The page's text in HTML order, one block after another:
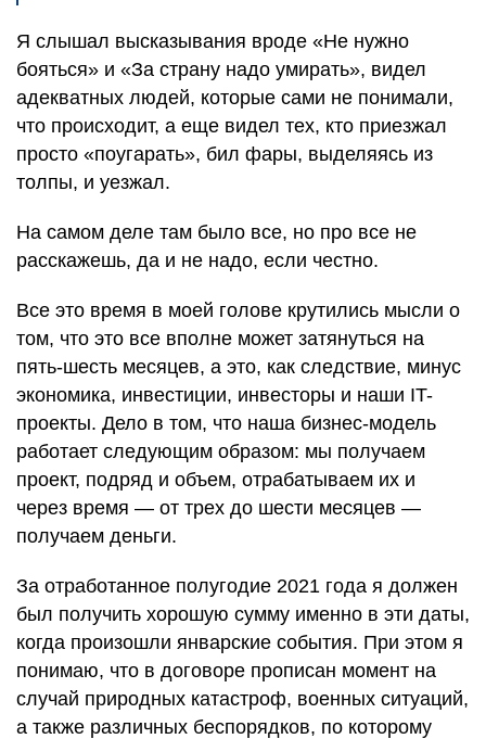
Я слышал высказывания вроде «Не нужно
бояться» и «За страну надо умирать», видел
адекватных людей, которые сами не понимали,
что происходит, а еще видел тех, кто приезжал
просто «поугарать», бил фары, выделяясь из
толпы, и уезжал.
На самом деле там было все, но про все не
расскажешь, да и не надо, если честно.
Все это время в моей голове крутились мысли о
том, что это все вполне может затянуться на
пять-шесть месяцев, а это, как следствие, минус
экономика, инвестиции, инвесторы и наши IT-
проекты. Дело в том, что наша бизнес-модель
работает следующим образом: мы получаем
проект, подряд и объем, отрабатываем их и
через время — от трех до шести месяцев —
получаем деньги.
За отработанное полугодие 2021 года я должен
был получить хорошую сумму именно в эти даты,
когда произошли январские события. При этом я
понимаю, что в договоре прописан момент на
случай природных катастроф, военных ситуаций,
а также различных беспорядков, по которому